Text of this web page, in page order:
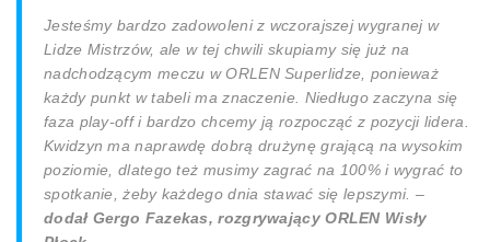
Jesteśmy bardzo zadowoleni z wczorajszej wygranej w
Lidze Mistrzów, ale w tej chwili skupiamy się już na
nadchodzącym meczu w ORLEN Superlidze, ponieważ
każdy punkt w tabeli ma znaczenie. Niedługo zaczyna się
faza play-off i bardzo chcemy ją rozpocząć z pozycji lidera.
Kwidzyn ma naprawdę dobrą drużynę grającą na wysokim
poziomie, dlatego też musimy zagrać na 100% i wygrać to
spotkanie, żeby każdego dnia stawać się lepszymi. –
dodał Gergo Fazekas, rozgrywający ORLEN Wisły